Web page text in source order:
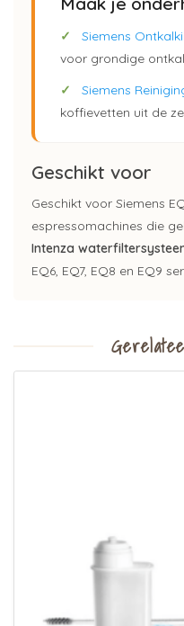
✓ Siemens
voor grondige
✓
Siemens
koffievetten uit de
Geschikt voor
Geschikt voor Siemens
espressomachines die
Intenza
EQ6, EQ7, EQ8 en EQ9